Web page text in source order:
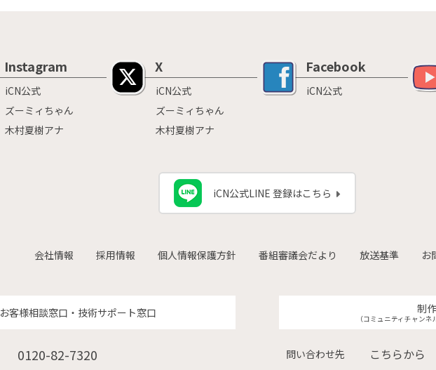
Instagram
iCN公式
ズーミィちゃん
木村夏樹アナ
X
iCN公式
ズーミィちゃん
木村夏樹アナ
Facebook
iCN公式
iCN公式LINE 登録はこちら
会社情報 採用情報 個人情報保護方針 番組審議会だより 放送基準 お
お客様相談窓口・技術サポート窓口
0120-82-7320
制
（コミュニティチャン
問い合わせ先 こちらから